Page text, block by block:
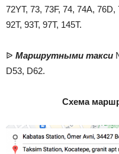
72YT, 73, 73F, 74, 74A, 76D,
92T, 93T, 97T, 145T.
ᐉ Маршрутными такси
D53, D62.
Схема